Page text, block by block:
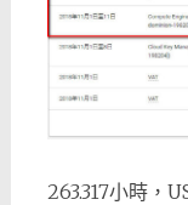
263.317小時，